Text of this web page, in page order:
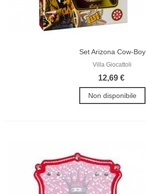
Set Arizona Cow-Boy
Villa Giocattoli
12,69 €
Non disponibile